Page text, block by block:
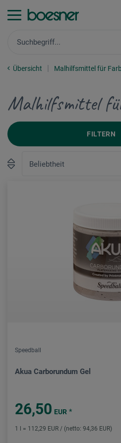
Übersicht Malhilfsmittel für
Malhilfsmittel
FILTERN
Speedball
Akua Carborundum Gel
26,50 EUR *
1 l = 112,29 EUR / (netto: 94,36 EUR)